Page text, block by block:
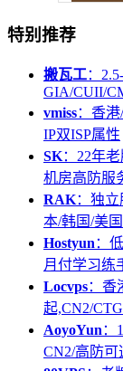
特别推荐
搬瓦工：
GIA/CUII/
vmiss：香
IP双ISP属性
SK：22年
机房高防服
RAK：独
本/韩国/美
Hostyun ：
月付学习练
Locvps：香
起,CN2/
AoyoYun ：
CN2/高防可